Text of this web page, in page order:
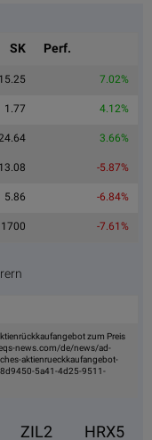
SK Perf.
15.25 7.02%
1.77 4.12%
3.66%
13.08 -5.87%
5.86 -6.84%
1700 -7.61%
zum Preis
news.com/de/news/ad-
aktienrueckkaufangebot-
5a41-4d25-9511-
ZIL2 HRX5